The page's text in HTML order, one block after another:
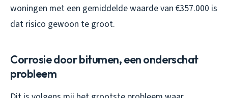
woningen met een gemiddelde waarde van €357.000 is
dat risico gewoon te groot.
Corrosie door bitumen, een onderschat
probleem